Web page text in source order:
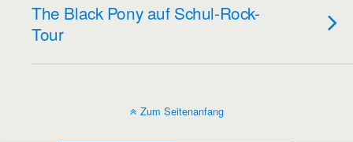
The Black Pony auf Schul-Rock-
Tour
Zum Seitenanfang